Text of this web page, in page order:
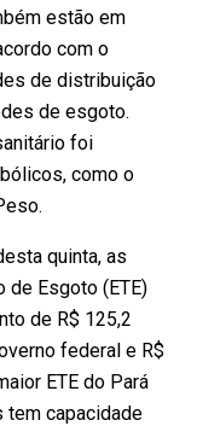
estão em
com o
de distribuição
de esgoto.
foi
como o
quinta, as
de Esgoto (ETE)
de R$ 125,2
federal e R$
ETE do Pará
tem capacidade